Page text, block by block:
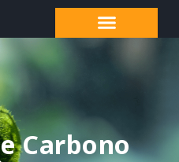
Carbono